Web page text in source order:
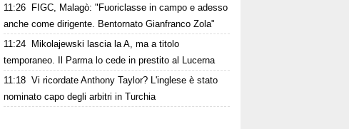
11:26
FIGC, Malagò: "Fuoriclasse in campo e adesso
anche come dirigente. Bentornato Gianfranco Zola"
11:24
Mikolajewski lascia la A, ma a titolo
temporaneo. Il Parma lo cede in prestito al Lucerna
11:18 Vi ricordate Anthony Taylor? L'inglese è stato
nominato capo degli arbitri in Turchia